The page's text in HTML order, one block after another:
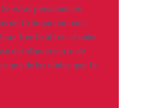
estás pensando en
de tu hogar por unos
frente al frío, al calor
del allanamiento de
una de las dudas que te